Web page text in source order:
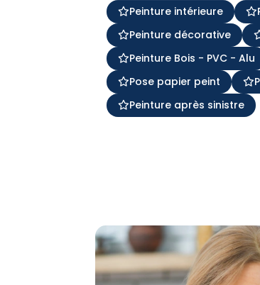
Peinture intérieure
Peinture décorative
Peinture Bois - PVC - Alu
Pose papier peint
Peinture après sinistre